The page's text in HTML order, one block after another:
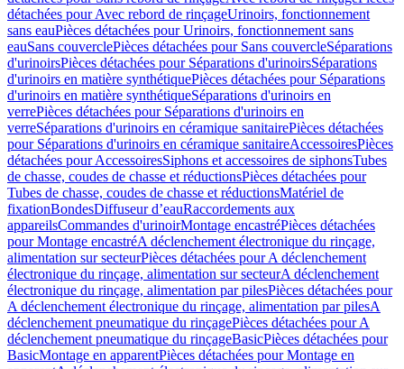
détachées pour Avec rebord de rinçageUrinoirs, fonctionnement
sans eauPièces détachées pour Urinoirs, fonctionnement sans
eauSans couverclePièces détachées pour Sans couvercleSéparations
d'urinoirsPièces détachées pour Séparations d'urinoirsSéparations
d'urinoirs en matière synthétiquePièces détachées pour Séparations
d'urinoirs en matière synthétiqueSéparations d'urinoirs en
verrePièces détachées pour Séparations d'urinoirs en
verreSéparations d'urinoirs en céramique sanitairePièces détachées
pour Séparations d'urinoirs en céramique sanitaireAccessoiresPièces
détachées pour AccessoiresSiphons et accessoires de siphonsTubes
de chasse, coudes de chasse et réductionsPièces détachées pour
Tubes de chasse, coudes de chasse et réductionsMatériel de
fixationBondesDiffuseur d’eauRaccordements aux
appareilsCommandes d'urinoirMontage encastréPièces détachées
pour Montage encastréA déclenchement électronique du rinçage,
alimentation sur secteurPièces détachées pour A déclenchement
électronique du rinçage, alimentation sur secteurA déclenchement
électronique du rinçage, alimentation par pilesPièces détachées pour
A déclenchement électronique du rinçage, alimentation par pilesA
déclenchement pneumatique du rinçagePièces détachées pour A
déclenchement pneumatique du rinçageBasicPièces détachées pour
BasicMontage en apparentPièces détachées pour Montage en